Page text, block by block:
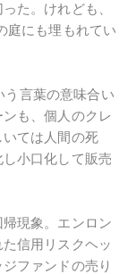
た。けれども、
庭にも埋もれてい
う言葉の意味合い
も、個人のクレ
ては人間の死
し小口化して販売
現象。エンロン
信用リスクヘッ
ファンドの売り